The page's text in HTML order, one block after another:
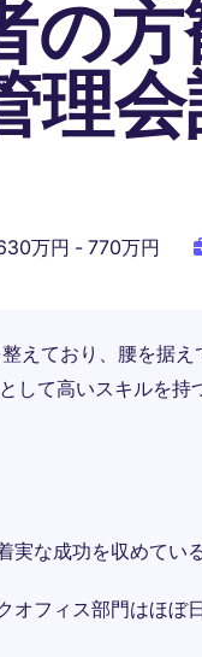
の
理
万円 - 770万円
えており、腰を据え
して高いスキルを
な成功を収めてい
オフィス部門はほぼ